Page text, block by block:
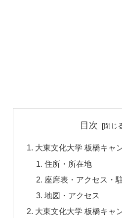
目次
大東文化大学 板橋キャ
住所・所在地
座席表・アクセス・
地図・アクセス
大東文化大学 板橋キャ